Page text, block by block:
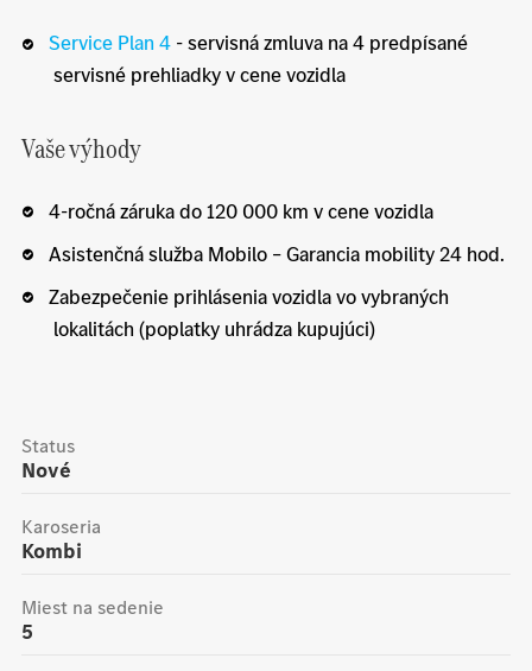
Service Plan 4- servisná zmluva na 4 predpísané
servisné prehliadky v cene vozidla
Vaše výhody
4-ročná záruka do 120 000 km v cene vozidla
Asistenčná služba Mobilo – Garancia mobility 24 hod.
Zabezpečenie prihlásenia vozidla vo vybraných
lokalitách (poplatky uhrádza kupujúci)
Nové
Status
Kombi
Karoseria
5
Miest na sedenie